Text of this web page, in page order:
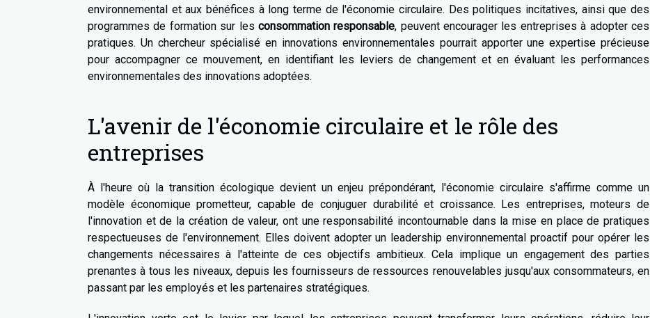
environnemental et aux bénéfices à long terme de l'économie circulaire. Des politiques incitatives, ainsi que des
programmes de formation sur les consommation responsable, peuvent encourager les entreprises à adopter ces
pratiques. Un chercheur spécialisé en innovations environnementales pourrait apporter une expertise précieuse
pour accompagner ce mouvement, en identifiant les leviers de changement et en évaluant les performances
environnementales des innovations adoptées.
L'avenir de l'économie circulaire et le rôle des
entreprises
À l'heure où la transition écologique devient un enjeu prépondérant, l'économie circulaire s'affirme comme un
modèle économique prometteur, capable de conjuguer durabilité et croissance. Les entreprises, moteurs de
l'innovation et de la création de valeur, ont une responsabilité incontournable dans la mise en place de pratiques
respectueuses de l'environnement. Elles doivent adopter un leadership environnemental proactif pour opérer les
changements nécessaires à l'atteinte de ces objectifs ambitieux. Cela implique un engagement des parties
prenantes à tous les niveaux, depuis les fournisseurs de ressources renouvelables jusqu'aux consommateurs, en
passant par les employés et les partenaires stratégiques.